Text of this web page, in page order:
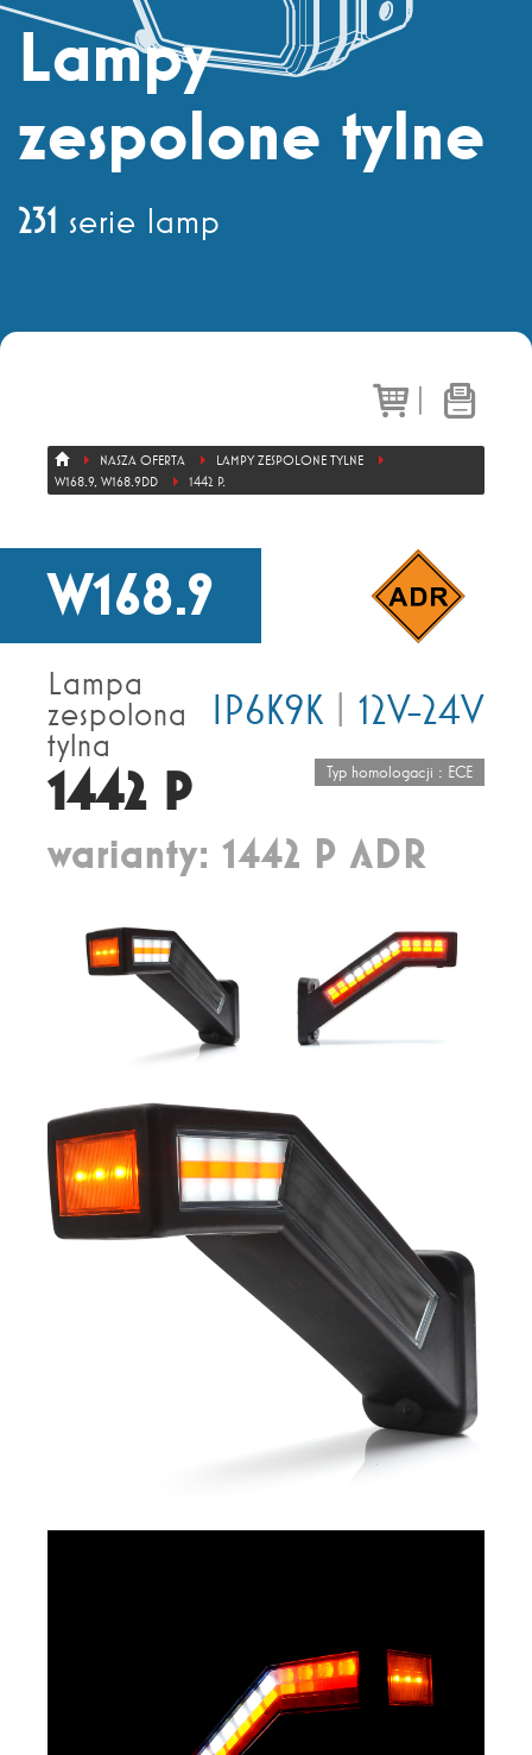
+ 48 71 303 36 81
Lampy
zespolone tylne
231 serie lamp
NASZA OFERTA
LAMPY ZESPOLONE TYLNE
W168.9, W168.9DD
1442 P.
W168.9
IP6K9K | 12V-24V
Typ homologacji : ECE
Lampa
zespolona
tylna
1442 P
warianty: 1442 P ADR